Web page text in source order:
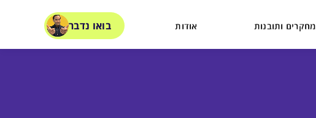
מחקרים ותובנות אודות בואו נדבר